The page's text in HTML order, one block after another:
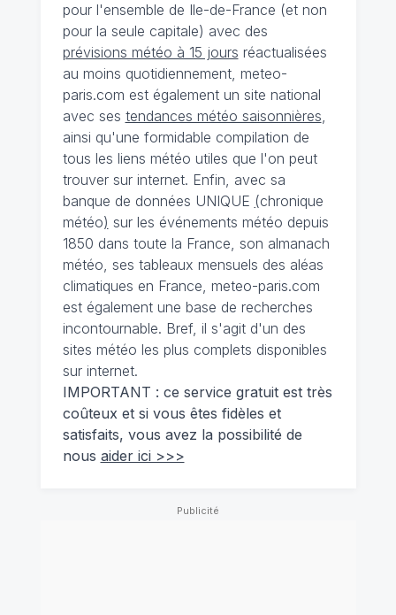
pour l'ensemble de Ile-de-France (et non
pour la seule capitale) avec des
prévisions météo à 15 jours réactualisées
au moins quotidiennement, meteo-
paris.com est également un site national
avec ses tendances météo saisonnières,
ainsi qu'une formidable compilation de
tous les liens météo utiles que l'on peut
trouver sur internet. Enfin, avec sa
banque de données UNIQUE (chronique
météo) sur les événements météo depuis
1850 dans toute la France, son almanach
météo, ses tableaux mensuels des aléas
climatiques en France, meteo-paris.com
est également une base de recherches
incontournable. Bref, il s'agit d'un des
sites météo les plus complets disponibles
sur internet.
IMPORTANT : ce service gratuit est très
coûteux et si vous êtes fidèles et
satisfaits, vous avez la possibilité de
nous aider ici >>>